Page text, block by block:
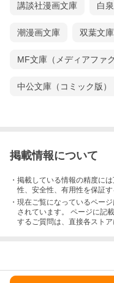
講談社漫画文庫 白
潮漫画文庫 双葉文庫
MF文庫（メディアファ
中公文庫（コミック版）
掲載情報について
・掲載している情報の精度に
性、安全性、有用性を保証す
・現在ご覧になっているペー
されています。 ページに記
するご質問は、直接各ストア